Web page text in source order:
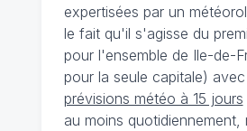
expertisées par un
le fait qu'il s'agisse du
pour l'ensemble de Ile-de-
pour la seule capitale)
prévisions météo à 15 jours
au moins quotidiennement,